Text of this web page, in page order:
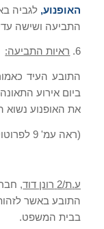
האופנוע, לגביה
התביעה ושישה
6. ראיות התביעה:
התובע העיד
ביום אירוע התאונה
את האופנוע נשוא
(ראה עמ' 9
ע.ת/2 רונן דוד,
התובע באשר
בבית המשפט.